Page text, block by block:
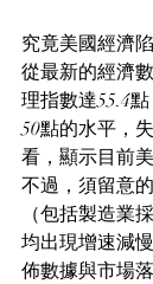
究竟美國經濟
從最新的經濟
理指數達55.4
50點的水平，
看，顯示目前
不過，須留意
（包括製造業
均出現增速減
佈數據與市場